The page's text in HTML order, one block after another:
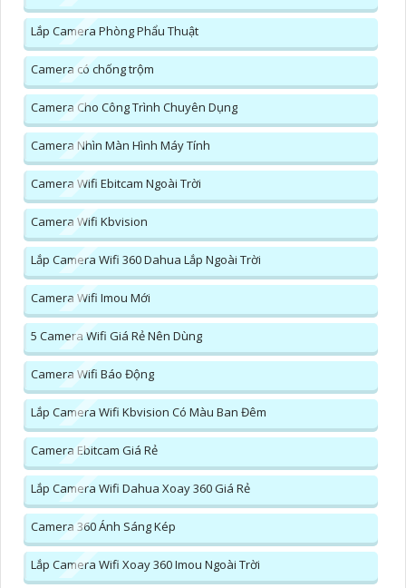
Lắp Camera Phòng Phẩu Thuật
Camera có chống trộm
Camera Cho Công Trình Chuyên Dụng
Camera Nhìn Màn Hình Máy Tính
Camera Wifi Ebitcam Ngoài Trời
Camera Wifi Kbvision
Lắp Camera Wifi 360 Dahua Lắp Ngoài Trời
Camera Wifi Imou Mới
5 Camera Wifi Giá Rẻ Nên Dùng
Camera Wifi Báo Động
Lắp Camera Wifi Kbvision Có Màu Ban Đêm
Camera Ebitcam Giá Rẻ
Lắp Camera Wifi Dahua Xoay 360 Giá Rẻ
Camera 360 Ánh Sáng Kép
Lắp Camera Wifi Xoay 360 Imou Ngoài Trời